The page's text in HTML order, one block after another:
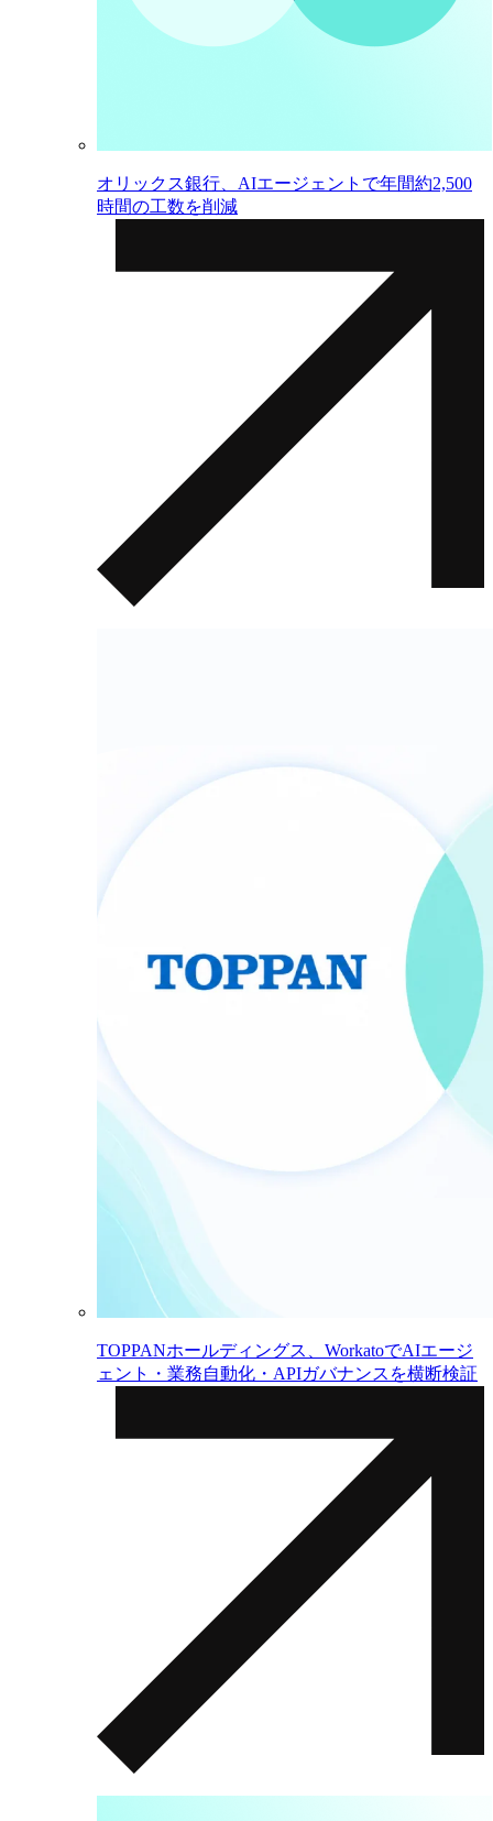
オリックス銀行、AIエージェントで年間約2,500
時間の工数を削減
TOPPANホールディングス、WorkatoでAIエージ
ェント・業務自動化・APIガバナンスを横断検証